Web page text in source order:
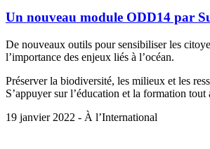
Un nouveau module ODD14 par
De nouveaux outils pour sensibiliser les
l’importance des enjeux liés à l’océan.
Préserver la biodiversité, les milieux et les
S’appuyer sur l’éducation et la formation
19 janvier 2022 - À l’International